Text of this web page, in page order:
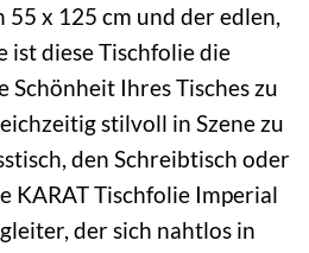
x 125 cm und der edlen,
ist diese Tischfolie die
Schönheit Ihres Tisches zu
stilvoll in Szene zu
den Schreibtisch oder
KARAT Tischfolie Imperial
der sich nahtlos in